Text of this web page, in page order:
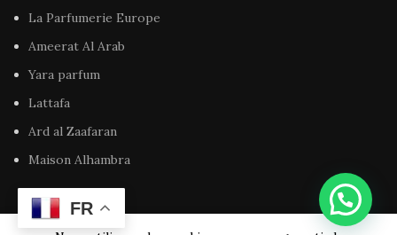
La Parfumerie Europe
Ameerat Al Arab
Yara parfum
Lattafa
Ard al Zaafaran
Maison Alhambra
FR